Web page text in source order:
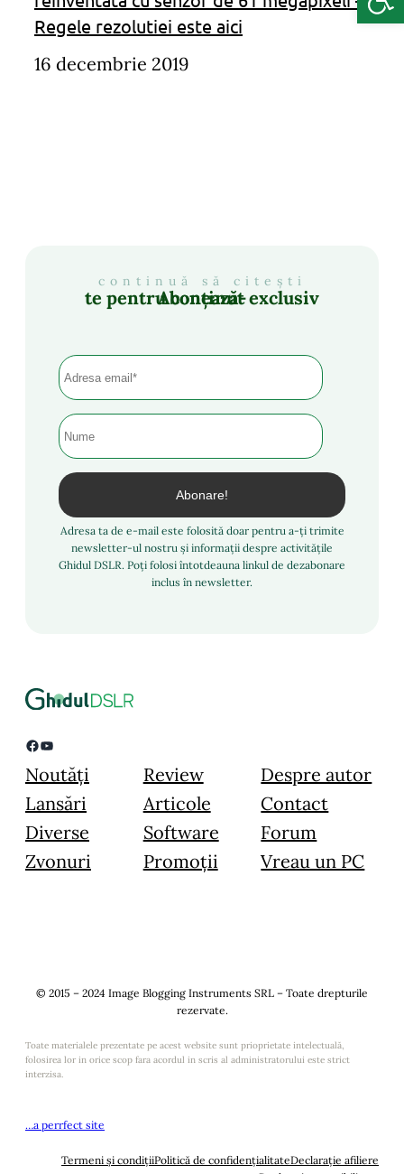
Regele rezolutiei este aici
16 decembrie 2019
continuă să citești
Abonează-te pentru conținut exclusiv
Adresa ta de e-mail este folosită doar pentru a-ți trimite
newsletter-ul nostru și informații despre activitățile
Ghidul DSLR. Poți folosi întotdeauna linkul de dezabonare
inclus în newsletter.
Facebook YouTube
Noutăți
Lansări
Diverse
Zvonuri
Review
Articole
Software
Promoții
Despre autor
Contact
Forum
Vreau un PC
© 2015 – 2024 Image Blogging Instruments SRL – Toate drepturile
rezervate.
Toate materialele prezentate pe acest website sunt prioprietate intelectuală,
folosirea lor in orice scop fara acordul in scris al administratorului este strict
interzisa.
…a perrfect site
Termeni și condițiiPolitică de confidențialitateDeclarație afiliere